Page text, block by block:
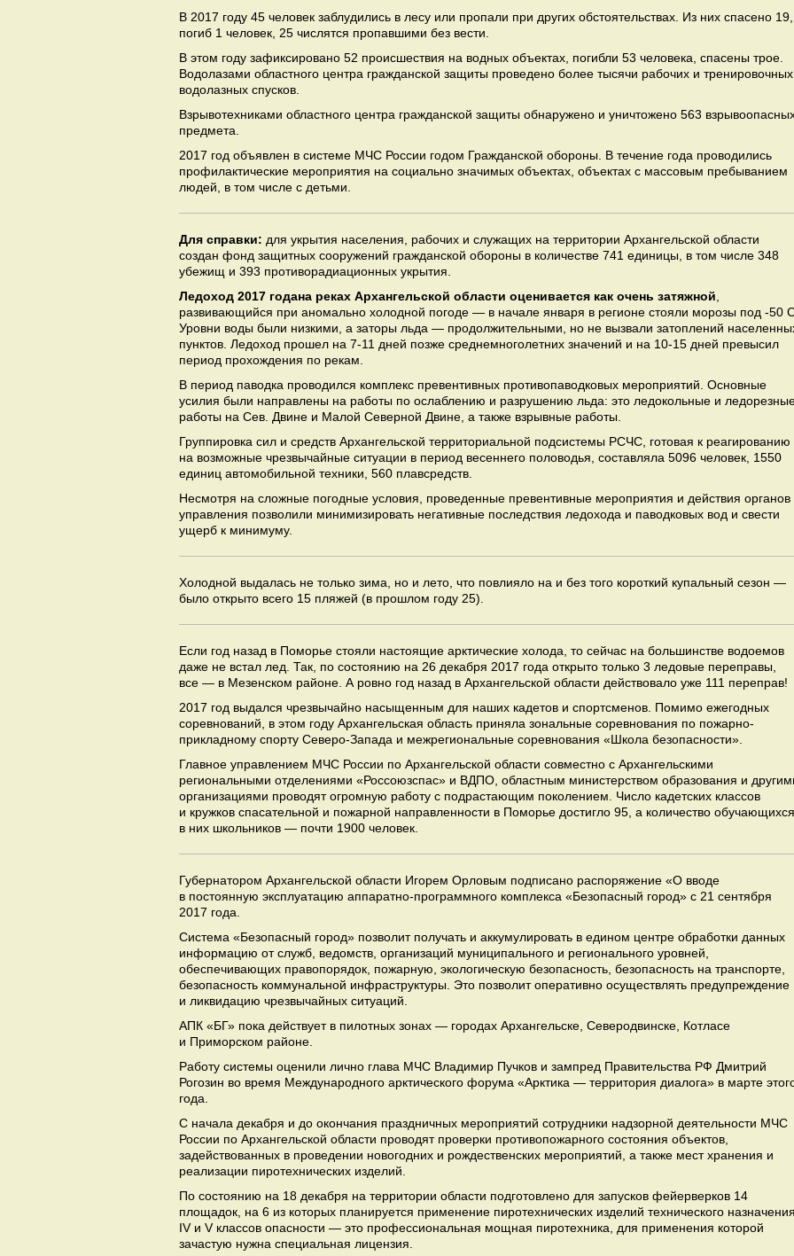
В 2017 году 45 человек заблудились в лесу или пропали при других обстоятельствах. Из них спасено 19,
погиб 1 человек, 25 числятся пропавшими без вести.
В этом году зафиксировано 52 происшествия на водных объектах, погибли 53 человека, спасены трое.
Водолазами областного центра гражданской защиты проведено более тысячи рабочих и тренировочных
водолазных спусков.
Взрывотехниками областного центра гражданской защиты обнаружено и уничтожено 563
предмета.
2017 год объявлен в системе МЧС России годом Гражданской обороны. В течение года проводились
профилактические мероприятия на социально значимых объектах, объектах с массовым пребыванием
людей, в том числе с детьми.
Для справки: для укрытия населения, рабочих и служащих на территории Архангельской области
создан фонд защитных сооружений гражданской обороны в количестве 741 единицы, в том числе 348
убежищ и 393 противорадиационных укрытия.
Ледоход 2017 годана реках Архангельской области оценивается как очень затяжной
развивающийся при аномально холодной погоде — в начале января в регионе стояли морозы под -50
Уровни воды были низкими, а заторы льда — продолжительными, но не вызвали затоплений
пунктов. Ледоход прошел на 7-11 дней позже среднемноголетних значений и на 10-15 дней превысил
период прохождения по рекам.
В период паводка проводился комплекс превентивных противопаводковых мероприятий. Основные
усилия были направлены на работы по ослаблению и разрушению льда: это ледокольные и
работы на Сев. Двине и Малой Северной Двине, а также взрывные работы.
Группировка сил и средств Архангельской территориальной подсистемы РСЧС, готовая к реагированию
на возможные чрезвычайные ситуации в период весеннего половодья, составляла 5096 человек, 1550
единиц автомобильной техники, 560 плавсредств.
Несмотря на сложные погодные условия, проведенные превентивные мероприятия и действия органов
управления позволили минимизировать негативные последствия ледохода и паводковых вод и свести
ущерб к минимуму.
Холодной выдалась не только зима, но и лето, что повлияло на и без того короткий купальный сезон —
было открыто всего 15 пляжей (в прошлом году 25).
Если год назад в Поморье стояли настоящие арктические холода, то сейчас на большинстве водоемов
даже не встал лед. Так, по состоянию на 26 декабря 2017 года открыто только 3 ледовые переправы,
все — в Мезенском районе. А ровно год назад в Архангельской области действовало уже 111 переправ!
2017 год выдался чрезвычайно насыщенным для наших кадетов и спортсменов. Помимо ежегодных
соревнований, в этом году Архангельская область приняла зональные соревнования по пожарно-
прикладному спорту Северо-Запада и межрегиональные соревнования «Школа безопасности».
Главное управлением МЧС России по Архангельской области совместно с Архангельскими
региональными отделениями «Россоюзспас» и ВДПО, областным министерством образования и
организациями проводят огромную работу с подрастающим поколением. Число кадетских классов
и кружков спасательной и пожарной направленности в Поморье достигло 95, а количество обучающихся
в них школьников — почти 1900 человек.
Губернатором Архангельской области Игорем Орловым подписано распоряжение «О вводе
в постоянную эксплуатацию аппаратно-программного комплекса «Безопасный город» с 21 сентября
2017 года.
Система «Безопасный город» позволит получать и аккумулировать в едином центре обработки данных
информацию от служб, ведомств, организаций муниципального и регионального уровней,
обеспечивающих правопорядок, пожарную, экологическую безопасность, безопасность на транспорте,
безопасность коммунальной инфраструктуры. Это позволит оперативно осуществлять предупреждение
и ликвидацию чрезвычайных ситуаций.
АПК «БГ» пока действует в пилотных зонах — городах Архангельске, Северодвинске, Котласе
и Приморском районе.
Работу системы оценили лично глава МЧС Владимир Пучков и зампред Правительства РФ Дмитрий
Рогозин во время Международного арктического форума «Арктика — территория диалога» в марте
года.
С начала декабря и до окончания праздничных мероприятий сотрудники надзорной деятельности МЧС
России по Архангельской области проводят проверки противопожарного состояния объектов,
задействованных в проведении новогодних и рождественских мероприятий, а также мест хранения и
реализации пиротехнических изделий.
По состоянию на 18 декабря на территории области подготовлено для запусков фейерверков 14
площадок, на 6 из которых планируется применение пиротехнических изделий технического
IV и V классов опасности — это профессиональная мощная пиротехника, для применения которой
зачастую нужна специальная лицензия.